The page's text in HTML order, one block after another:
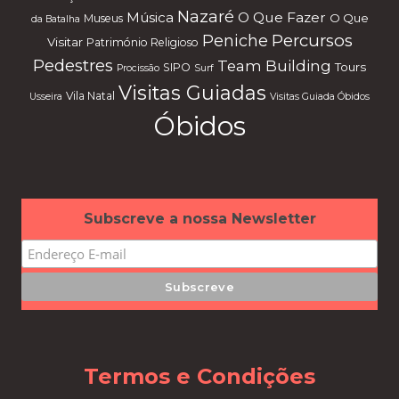
da Batalha Museus Música Nazaré O Que Fazer O Que
Visitar Património Religioso Peniche Percursos
Pedestres Procissão SIPO Surf Team Building Tours
Usseira Vila Natal Visitas Guiadas Visitas Guiada Óbidos
Óbidos
Subscreve a nossa Newsletter
Termos e Condições